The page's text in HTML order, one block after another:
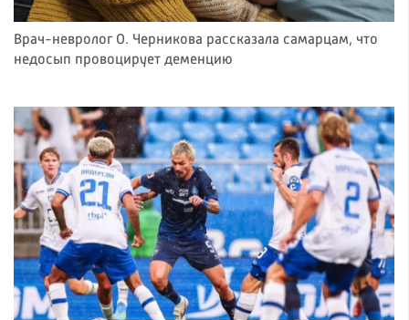
Врач-невролог О. Черникова рассказала самарцам, что
недосып провоцирует деменцию